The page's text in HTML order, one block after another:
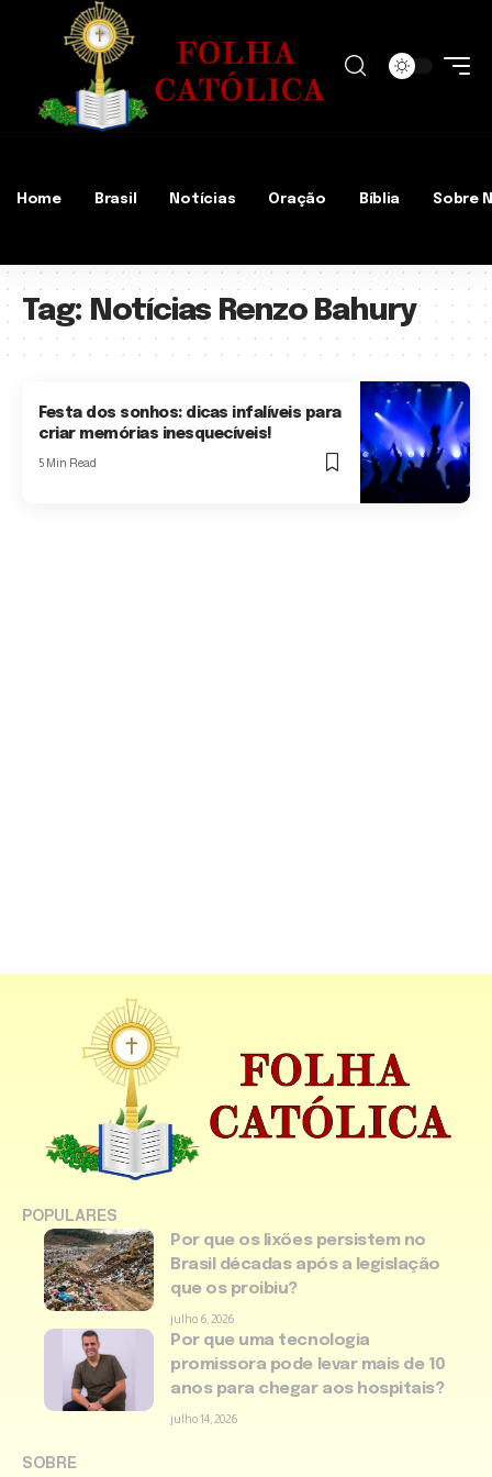
Home Brasil Notícias Oração Bíblia Sobre
Tag: Notícias Renzo Bahury
Festa dos sonhos: dicas infalíveis para
criar memórias inesquecíveis!
5 Min Read
POPULARES
Por que os lixões persistem no
Brasil décadas após a legislação
que os proibiu?
julho 6, 2026
Por que uma tecnologia
promissora pode levar mais de 10
anos para chegar aos hospitais?
julho 14, 2026
SOBRE